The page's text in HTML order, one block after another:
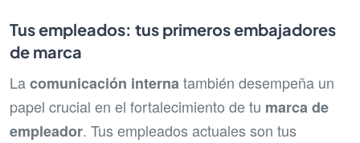
Tus empleados: tus primeros embajadores
de marca
Lacomunicación internatambién desempeña un
papel crucial en el fortalecimiento de tu marca de
empleador. Tus empleados actuales son tus